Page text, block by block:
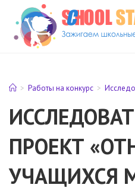
Перейти
содержимому
> Работы на конкурс >
ПРОЕКТ
УЧАЩИХСЯ